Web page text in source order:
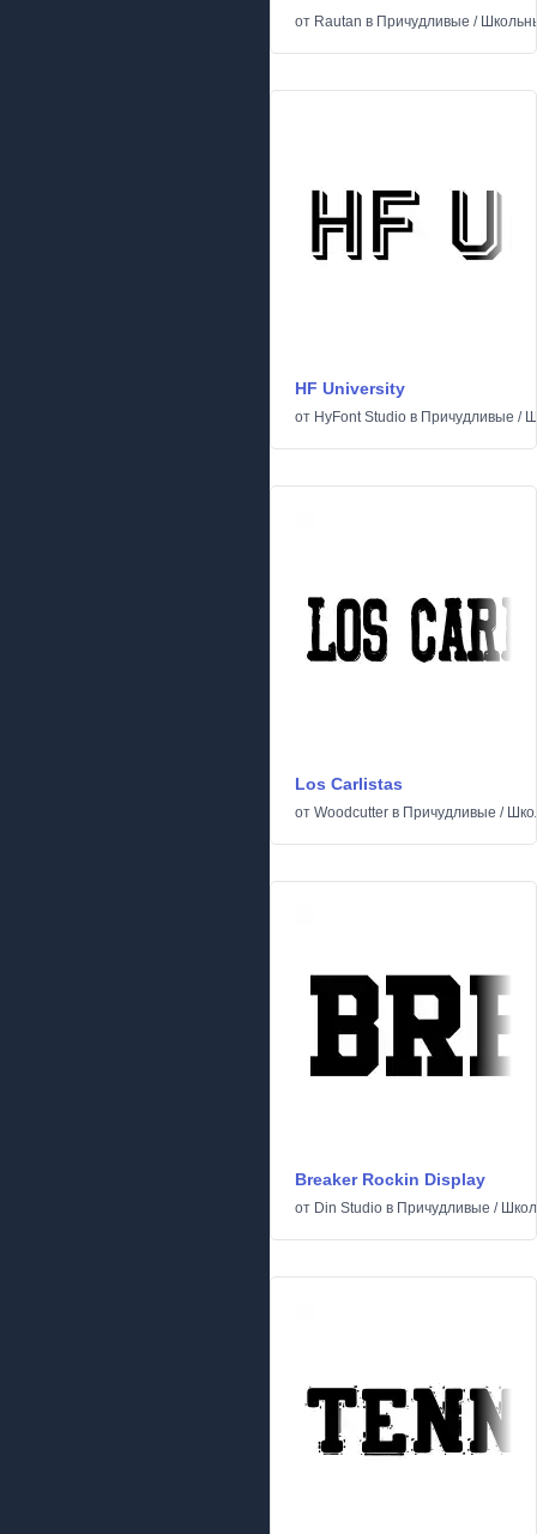
от Rautan в Причудливые /
HF University
от HyFont Studio в Причудливые /
Los Carlistas
от Woodcutter в Причудливые /
Breaker Rockin Display
от Din Studio в Причудливые /